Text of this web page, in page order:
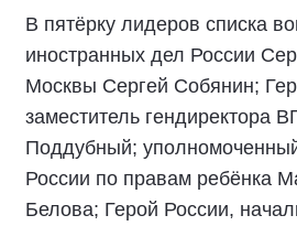
В пятёрку лидеров списка
иностранных дел России
Москвы Сергей Собянин;
заместитель гендиректора
Поддубный;
России по правам ребёнка
Белова; Герой России,